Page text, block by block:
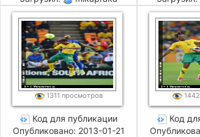
1311 просмотров
Код для публикации
Опубликовано: 2013-01-21
Код